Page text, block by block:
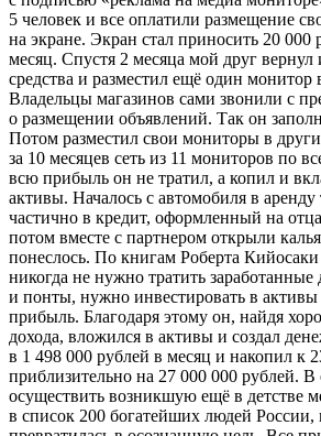
5 человек и все оплатили размещение
на экране. Экран стал приносить 20 000
месяц. Спустя 2 месяца мой друг
средства и разместил ещё один
Владельцы магазинов сами звонили с
о размещении объявлений. Так он
Потом разместил свои мониторы в
за 10 месяцев сеть из 11 мониторов по
всю прибыль он не тратил, а копил и
активы. Началось с автомобиля в аренду
частично в кредит, оформленный на
потом вместе с партнером открыли
понеслось. По книгам Роберта Кийосаки
никогда не нужно тратить
и понты, нужно инвестировать в активы
прибыль. Благодаря этому он, найдя
дохода, вложился в активы и создал
в 1 498 000 рублей в месяц и накопил к
приблизительно на 27 000 000 рублей. В
осуществить возникшую ещё в детстве
в список 200 богатейших людей России,